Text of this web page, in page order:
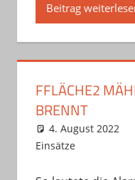
Beitrag
FFLÄCHE2
BRENNT
4. August 2022
Einsätze